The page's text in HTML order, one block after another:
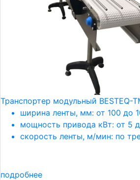
Транспортер модульный BESTEQ-
ширина ленты, мм: от 100 до
мощность привода кВт: от 5
скорость ленты, м/мин: по
подробнее